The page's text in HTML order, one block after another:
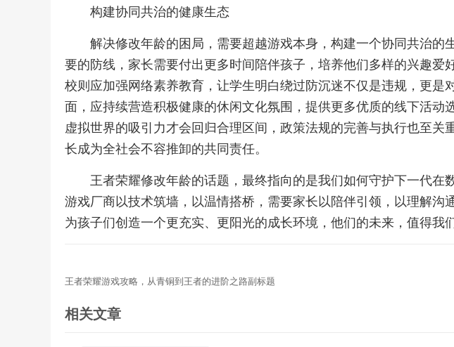
构建协同共治的健康生态
解决修改年龄的困局，需要超越游戏本身，构建一个协同共治的
要的防线，家长需要付出更多时间陪伴孩子，培养他们多样的兴趣爱
校则应加强网络素养教育，让学生明白绕过防沉迷不仅是违规，更是
面，应持续营造积极健康的休闲文化氛围，提供更多优质的线下活动
虚拟世界的吸引力才会回归合理区间，政策法规的完善与执行也至关
长成为全社会不容推卸的共同责任。
王者荣耀修改年龄的话题，最终指向的是我们如何守护下一代在
游戏厂商以技术筑墙，以温情搭桥，需要家长以陪伴引领，以理解沟
为孩子们创造一个更充实、更阳光的成长环境，他们的未来，值得我
王者荣耀游戏攻略，从青铜到王者的进阶之路副标题
相关文章